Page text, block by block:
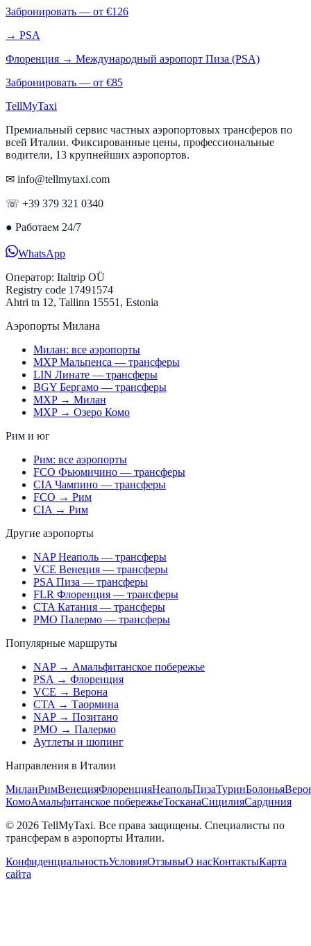
Забронировать — от €126
→ PSA
Флоренция → Международный аэропорт Пиза (PSA)
Забронировать — от €85
TellMyTaxi
Премиальный сервис частных аэропортовых трансферов по
всей Италии. Фиксированные цены, профессиональные
водители, 13 крупнейших аэропортов.
✉ info@tellmytaxi.com
☏ +39 379 321 0340
● Работаем 24/7
WhatsApp
Оператор: Italtrip OÜ
Registry code 17491574
Ahtri tn 12, Tallinn 15551, Estonia
Аэропорты Милана
Милан: все аэропорты
MXP Мальпенса — трансферы
LIN Линате — трансферы
BGY Бергамо — трансферы
MXP → Милан
MXP → Озеро Комо
Рим и юг
Рим: все аэропорты
FCO Фьюмичино — трансферы
CIA Чампино — трансферы
FCO → Рим
CIA → Рим
Другие аэропорты
NAP Неаполь — трансферы
VCE Венеция — трансферы
PSA Пиза — трансферы
FLR Флоренция — трансферы
CTA Катания — трансферы
PMO Палермо — трансферы
Популярные маршруты
NAP → Амальфитанское побережье
PSA → Флоренция
VCE → Верона
CTA → Таормина
NAP → Позитано
PMO → Палермо
Аутлеты и шопинг
Направления в Италии
МиланРимВенецияФлоренцияНеапольПизаТуринБолонья
КомоАмальфитанское побережьеТосканаСицилияСардиния
© 2026 TellMyTaxi. Все права защищены. Специалисты по
трансферам в аэропорты Италии.
КонфиденциальностьУсловияОтзывыО насКонтактыКарта
сайта